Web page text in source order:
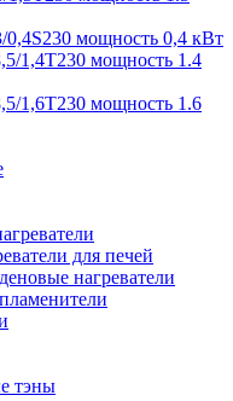
мощность 0,4 кВт
1,4Т230 мощность 1.4
1,6Т230 мощность 1.6
для печей
нагреватели
тэны